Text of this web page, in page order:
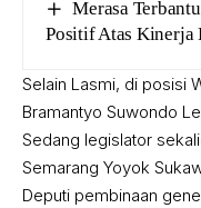
Merasa
Positif Atas Kinerja
Selain Lasmi, di posisi
Bramantyo Suwondo
Sedang legislator
Semarang Yoyok
Deputi pembinaan